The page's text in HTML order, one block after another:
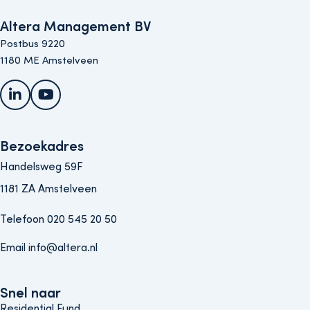
Altera Management BV
Postbus 9220
1180 ME Amstelveen
LinkedInYouTube
Bezoekadres
Handelsweg 59F
1181 ZA Amstelveen
Telefoon 020 545 20 50
Email info@altera.nl
Snel naar
Snel naar